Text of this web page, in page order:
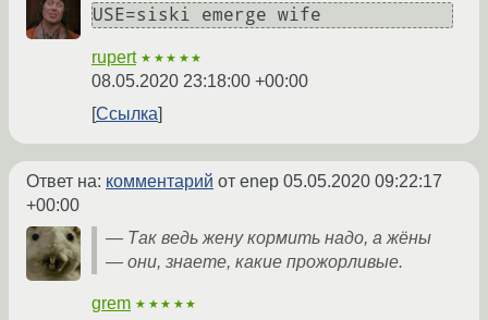
rupert ★★★★★
08.05.2020 23:18:00 +00:00
Ссылка
Ответ на: комментарий от enep 05.05.2020 09:22:17
+00:00
— Так ведь жену кормить надо, а жёны
— они, знаете, какие прожорливые.
grem ★★★★★